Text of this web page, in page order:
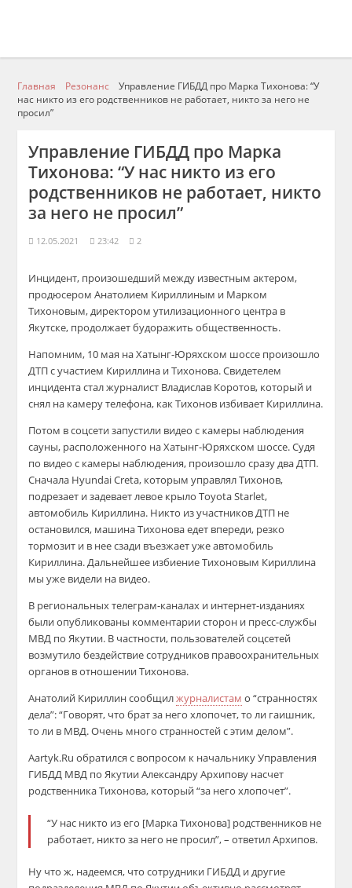
Главная Резонанс
Управление ГИБДД про Марка Тихонова: “У
нас никто из его родственников не работает, никто за него не
просил”
Управление ГИБДД про Марка
Тихонова: “У нас никто из его
родственников не работает, никто
за него не просил”
12.05.2021 23:42 2
Инцидент, произошедший между известным актером,
продюсером Анатолием Кириллиным и Марком
Тихоновым, директором утилизационного центра в
Якутске, продолжает будоражить общественность.
Напомним, 10 мая на Хатынг-Юряхском шоссе произошло
ДТП с участием Кириллина и Тихонова. Свидетелем
инцидента стал журналист Владислав Коротов, который и
снял на камеру телефона, как Тихонов избивает Кириллина.
Потом в соцсети запустили видео с камеры наблюдения
сауны, расположенного на Хатынг-Юряхском шоссе. Судя
по видео с камеры наблюдения, произошло сразу два ДТП.
Сначала Hyundai Creta, которым управлял Тихонов,
подрезает и задевает левое крыло Toyota Starlet,
автомобиль Кириллина. Никто из участников ДТП не
остановился, машина Тихонова едет впереди, резко
тормозит и в нее сзади въезжает уже автомобиль
Кириллина. Дальнейшее избиение Тихоновым Кириллина
мы уже видели на видео.
В региональных телеграм-каналах и интернет-изданиях
были опубликованы комментарии сторон и пресс-службы
МВД по Якутии. В частности, пользователей соцсетей
возмутило бездействие сотрудников правоохранительных
органов в отношении Тихонова.
Анатолий Кириллин сообщилжурналистам о “странностях
дела”: “Говорят, что брат за него хлопочет, то ли гаишник,
то ли в МВД. Очень много странностей с этим делом”.
Aartyk.Ru обратился с вопросом к начальнику Управления
ГИБДД МВД по Якутии Александру Архипову насчет
родственника Тихонова, который “за него хлопочет”.
“У нас никто из его [Марка Тихонова] родственников не
работает, никто за него не просил”, – ответил Архипов.
Ну что ж, надеемся, что сотрудники ГИБДД и другие